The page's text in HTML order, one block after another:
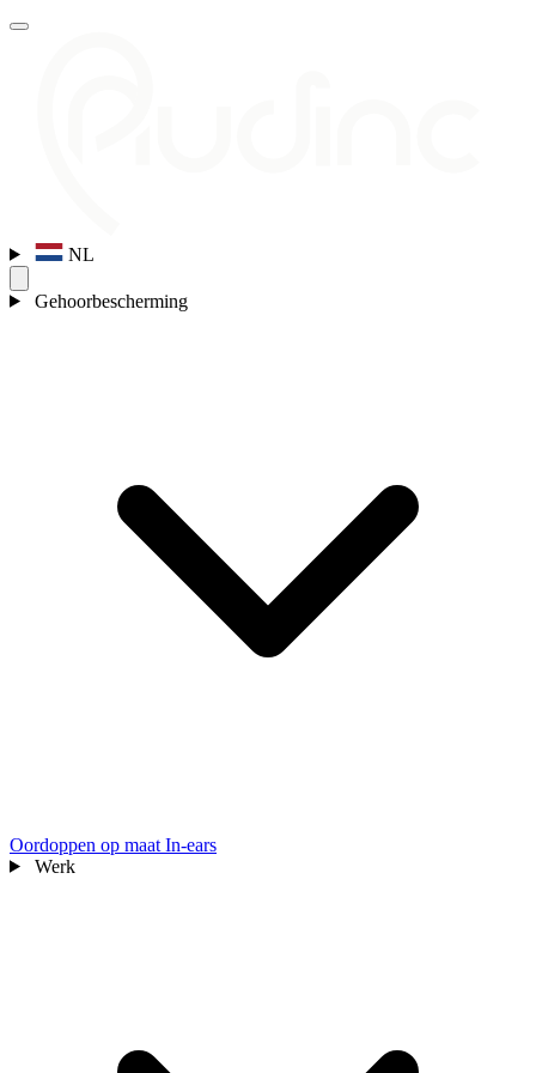
NL
Gehoorbescherming
Oordoppen op maat In-ears
Werk